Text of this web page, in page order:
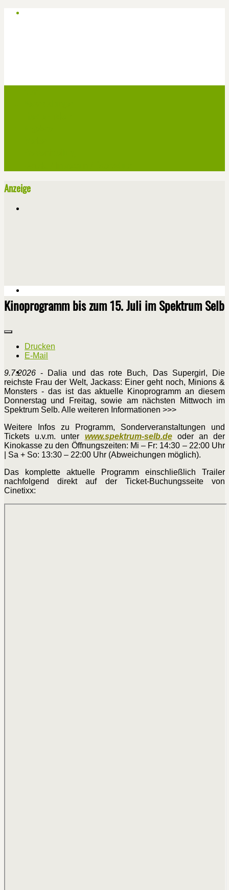
Anzeige
Kinoprogramm bis zum 15. Juli im Spektrum Selb
Drucken
E-Mail
9.7.2026 - Dalia und das rote Buch, Das Supergirl, Die
reichste Frau der Welt, Jackass: Einer geht noch, Minions &
Monsters - das ist das aktuelle Kinoprogramm an diesem
Donnerstag und Freitag, sowie am nächsten Mittwoch im
Spektrum Selb. Alle weiteren Informationen >>>
Weitere Infos zu Programm, Sonderveranstaltungen und
Tickets u.v.m. unter www.spektrum-selb.deoder an der
Kinokasse zu den Öffnungszeiten: Mi – Fr: 14:30 – 22:00 Uhr
| Sa + So: 13:30 – 22:00 Uhr (Abweichungen möglich).
Das komplette aktuelle Programm einschließlich Trailer
nachfolgend direkt auf der Ticket-Buchungsseite von
Cinetixx: